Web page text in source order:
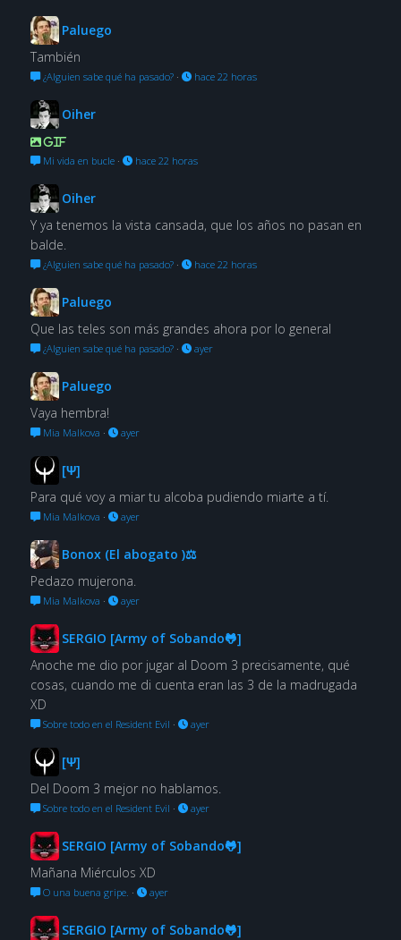
Paluego
También
¿Alguien sabe qué ha pasado?· hace 22 horas
Oiher
GIF
Mi vida en bucle· hace 22 horas
Oiher
Y ya tenemos la vista cansada, que los años no pasan en
balde.
¿Alguien sabe qué ha pasado?· hace 22 horas
Paluego
Que las teles son más grandes ahora por lo general
¿Alguien sabe qué ha pasado?· ayer
Paluego
Vaya hembra!
Mia Malkova · ayer
[Ψ]
Para qué voy a miar tu alcoba pudiendo miarte a tí.
Mia Malkova · ayer
Bonox (El abogato )⚖
Pedazo mujerona.
Mia Malkova · ayer
SERGIO [Army of Sobando🐸]
Anoche me dio por jugar al Doom 3 precisamente, qué
cosas, cuando me di cuenta eran las 3 de la madrugada
XD
Sobre todo en el Resident Evil · ayer
[Ψ]
Del Doom 3 mejor no hablamos.
Sobre todo en el Resident Evil · ayer
SERGIO [Army of Sobando🐸]
Mañana Miérculos XD
O una buena gripe. · ayer
SERGIO [Army of Sobando🐸]